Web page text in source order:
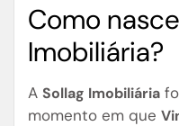
Como
Imobiliária?
A Sollag Imobiliária
momento em que